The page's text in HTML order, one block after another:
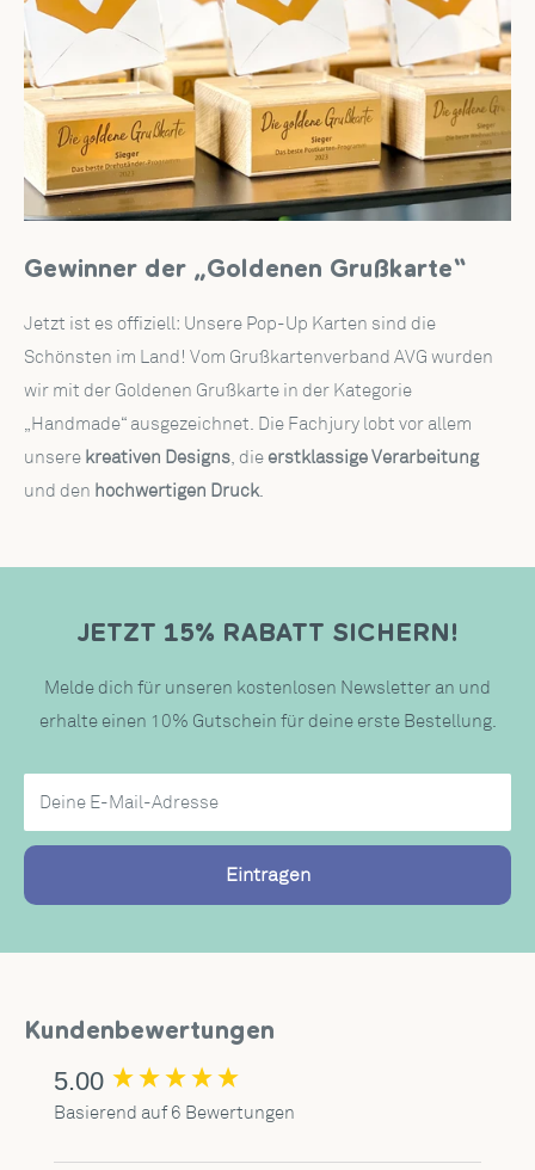
Gewinner der „Goldenen Grußkarte“
Jetzt ist es offiziell: Unsere Pop-Up Karten sind die
Schönsten im Land! Vom Grußkartenverband AVG wurden
wir mit der Goldenen Grußkarte in der Kategorie
„Handmade“ ausgezeichnet. Die Fachjury lobt vor allem
unsere kreativen Designs, die erstklassige Verarbeitung
und den hochwertigen Druck.
JETZT 15% RABATT SICHERN!
Melde dich für unseren kostenlosen Newsletter an und
erhalte einen 10% Gutschein für deine erste Bestellung.
Deine E-Mail-Adresse
Eintragen
Kundenbewertungen
5.00
Basierend auf 6 Bewertungen
New content loaded